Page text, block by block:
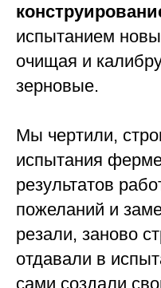
испытанием
очищая и
зерновые.
Мы чертили,
испытания
результатов
пожеланий и
резали, заново
отдавали в
сами создали